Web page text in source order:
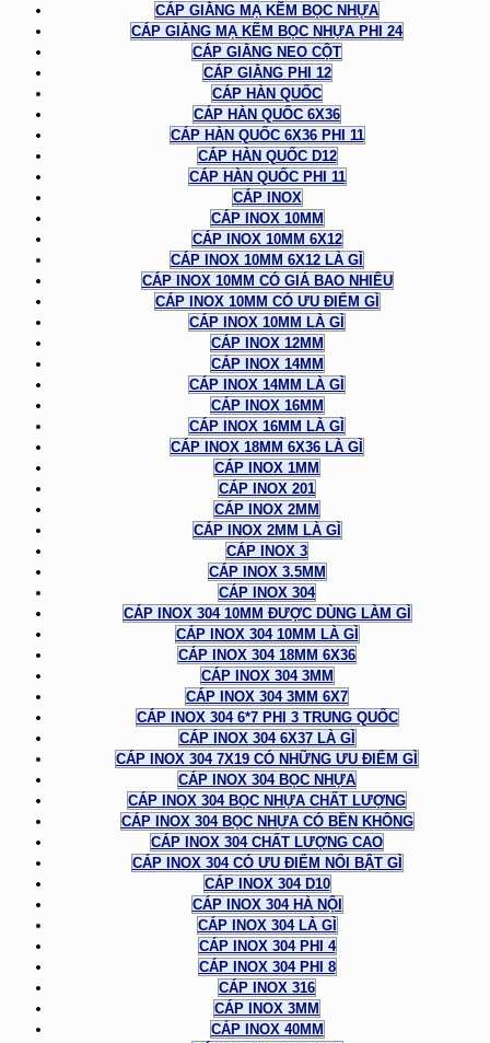
CÁP GIẰNG MẠ KẼM BỌC NHỰA
CÁP GIẰNG MẠ KẼM BỌC NHỰA PHI 24
CÁP GIẰNG NEO CỘT
CÁP GIẰNG PHI 12
CÁP HÀN QUỐC
CÁP HÀN QUỐC 6X36
CÁP HÀN QUỐC 6X36 PHI 11
CÁP HÀN QUỐC D12
CÁP HÀN QUỐC PHI 11
CÁP INOX
CÁP INOX 10MM
CÁP INOX 10MM 6X12
CÁP INOX 10MM 6X12 LÀ GÌ
CÁP INOX 10MM CÓ GIÁ BAO NHIÊU
CÁP INOX 10MM CÓ ƯU ĐIỂM GÌ
CÁP INOX 10MM LÀ GÌ
CÁP INOX 12MM
CÁP INOX 14MM
CÁP INOX 14MM LÀ GÌ
CÁP INOX 16MM
CÁP INOX 16MM LÀ GÌ
CÁP INOX 18MM 6X36 LÀ GÌ
CÁP INOX 1MM
CÁP INOX 201
CÁP INOX 2MM
CÁP INOX 2MM LÀ GÌ
CÁP INOX 3
CÁP INOX 3.5MM
CÁP INOX 304
CÁP INOX 304 10MM ĐƯỢC DÙNG LÀM GÌ
CÁP INOX 304 10MM LÀ GÌ
CÁP INOX 304 18MM 6X36
CÁP INOX 304 3MM
CÁP INOX 304 3MM 6X7
CÁP INOX 304 6*7 PHI 3 TRUNG QUỐC
CÁP INOX 304 6X37 LÀ GÌ
CÁP INOX 304 7X19 CÓ NHỮNG ƯU ĐIỂM GÌ
CÁP INOX 304 BỌC NHỰA
CÁP INOX 304 BỌC NHỰA CHẤT LƯỢNG
CÁP INOX 304 BỌC NHỰA CÓ BỀN KHÔNG
CÁP INOX 304 CHẤT LƯỢNG CAO
CÁP INOX 304 CÓ ƯU ĐIỂM NỔI BẬT GÌ
CÁP INOX 304 D10
CÁP INOX 304 HÀ NỘI
CÁP INOX 304 LÀ GÌ
CÁP INOX 304 PHI 4
CÁP INOX 304 PHI 8
CÁP INOX 316
CÁP INOX 3MM
CÁP INOX 40MM